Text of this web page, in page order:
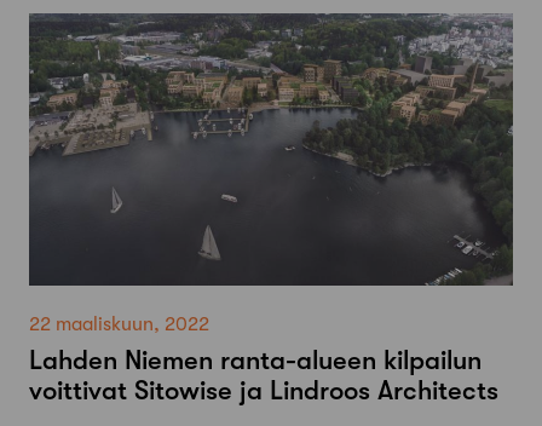
22 maaliskuun, 2022
Lahden Niemen ranta-alueen kilpailun
voittivat Sitowise ja Lindroos Architects